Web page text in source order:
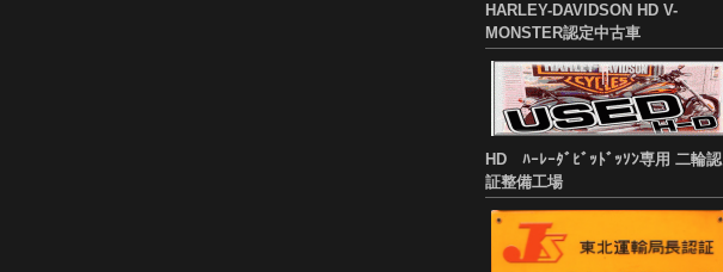
HARLEY-DAVIDSON HD V-
MONSTER認定中古車
HD ﾊｰﾚｰﾀﾞﾋﾞｯﾄﾞｯｿﾝ専用 二輪認
証整備工場